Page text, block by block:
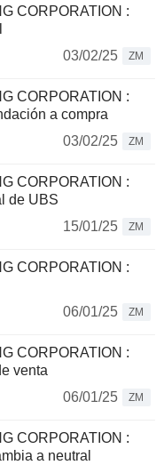
CORPORATION :
03/02/25
ZM
CORPORATION :
a compra
03/02/25
ZM
CORPORATION :
de UBS
15/01/25
ZM
CORPORATION :
06/01/25
ZM
CORPORATION :
venta
06/01/25
ZM
CORPORATION :
a neutral